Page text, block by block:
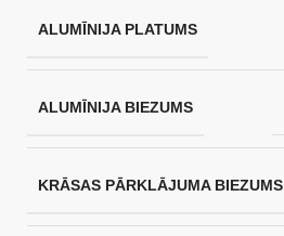
ALUMĪNIJA PLATUMS
ALUMĪNIJA BIEZUMS
KRĀSAS PĀRKLĀJUMA BIEZUMS